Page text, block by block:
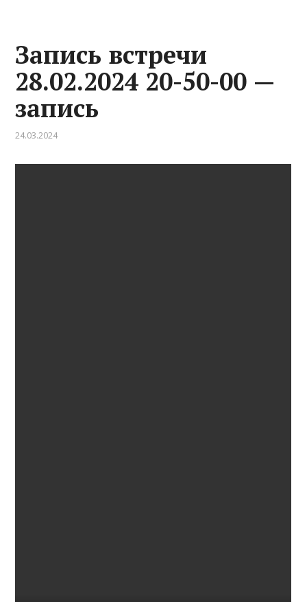
Запись встречи
28.02.2024 20-50-00 —
запись
24.03.2024